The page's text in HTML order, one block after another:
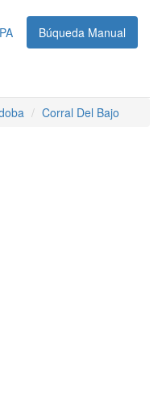
Búqueda Manual
Corral Del Bajo